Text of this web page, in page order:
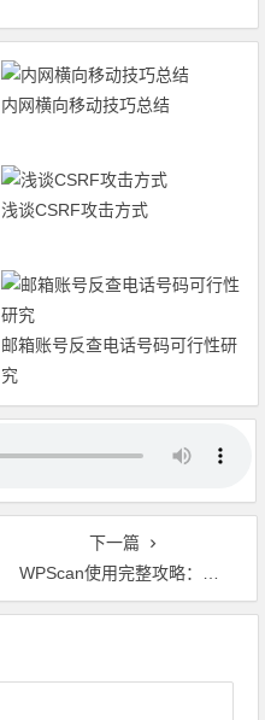
内网横向移动技巧总结
浅谈CSRF攻击方式
邮箱账号反查电话号码可行性研
究
下一篇
WPScan使用完整攻略：如何对WordPress站点进行安全测试